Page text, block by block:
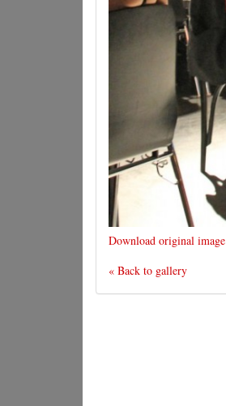
Download original image
« Back to gallery